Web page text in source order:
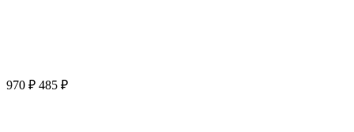
970 ₽ 485 ₽